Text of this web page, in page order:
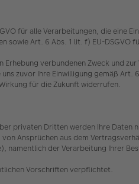
für alle Verarbeitungen, die eine
Art. 6 Abs. 1 lit. f) EU-
verbundenen Zweck und
zuvor Ihre Einwilligung gemäß Art.
für die Zukunft widerrufen.
privaten Dritten werden Ihre Daten
Ansprüchen aus dem
namentlich der Verarbeitung Ihrer
Vorschriften verpflichtet.